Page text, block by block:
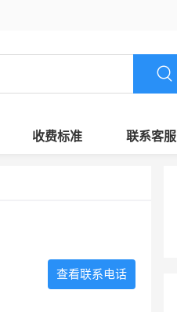
收费标准 联系客服
查看联系电话